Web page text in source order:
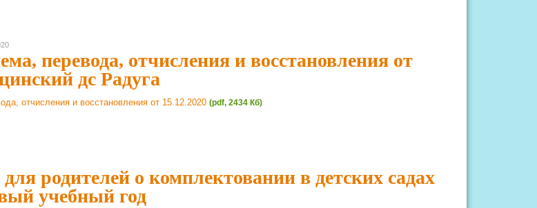
перевода, отчисления и восстановления от
дс Радуга
отчисления и восстановления от 15.12.2020(pdf, 2434 Кб)
родителей о комплектовании в детских садах
учебный год